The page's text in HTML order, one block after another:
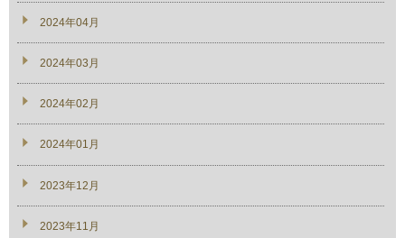
2024年04月
2024年03月
2024年02月
2024年01月
2023年12月
2023年11月